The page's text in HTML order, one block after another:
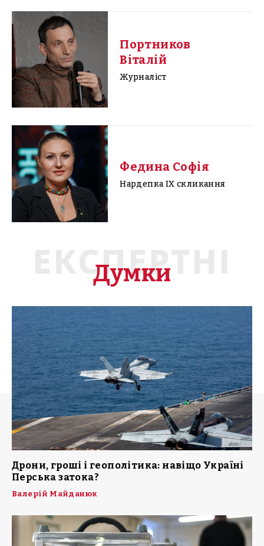
Портников
Віталій
Журналіст
Федина Софія
Нардепка IX скликання
ЕКСПЕРТНІ
Думки
Дрони, гроші і геополітика: навіщо Україні
Перська затока?
Валерій Майданюк